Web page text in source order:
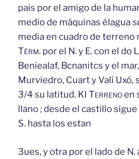
pais por el amigo de la
medio de máquinas élagua
media en cuadro de terreno
Térm. por el N. y E. con el do
Beniealaf, Bcnanitcs y el
Murviedro, Cuart y Valí Uxó,
3/4 su latitud. Kl Terrenoen
llano ; desde el castillo
S. hasta los estan
3ues, y otra por el lado de N.